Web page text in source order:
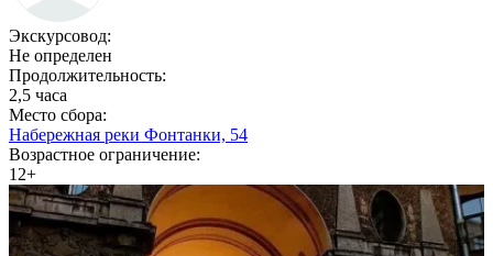
Экскурсовод:
Не определен
Продолжительность:
2,5 часа
Место сбора:
Набережная реки Фонтанки, 54
Возрастное ограничение:
12+